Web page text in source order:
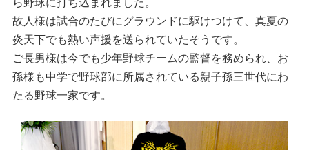
故人様は試合のたびにグラウンドに駆けつけて、真夏の
炎天下でも熱い声援を送られていたそうです。
ご長男様は今でも少年野球チームの監督を務められ、お
孫様も中学で野球部に所属されている親子孫三世代にわ
たる野球一家です。